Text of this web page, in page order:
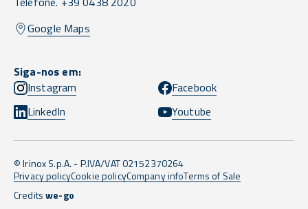
Google Maps
Siga-nos em:
Instagram
Facebook
LinkedIn
Youtube
© Irinox S.p.A. - P.IVA/VAT 02152370264
Privacy policyCookie policyCompany infoTerms of Sale
Creditswe-go